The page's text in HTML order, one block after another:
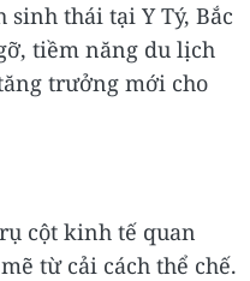
thái tại Y Tý, Bắc
tiềm năng du lịch
trưởng mới cho
cột kinh tế quan
từ cải cách thể chế.